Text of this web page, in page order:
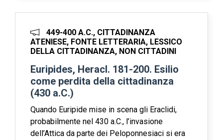
449-400 A.C., CITTADINANZA
ATENIESE, FONTE LETTERARIA, LESSICO
DELLA CITTADINANZA, NON CITTADINI
Euripides, Heracl. 181-200. Esilio
come perdita della cittadinanza
(430 a.C.)
Quando Euripide mise in scena gli Eraclidi,
probabilmente nel 430 a.C., l’invasione
dell’Attica da parte dei Peloponnesiaci si era